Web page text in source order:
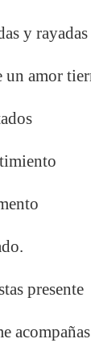
y rayadas
un amor
presente
acompañas